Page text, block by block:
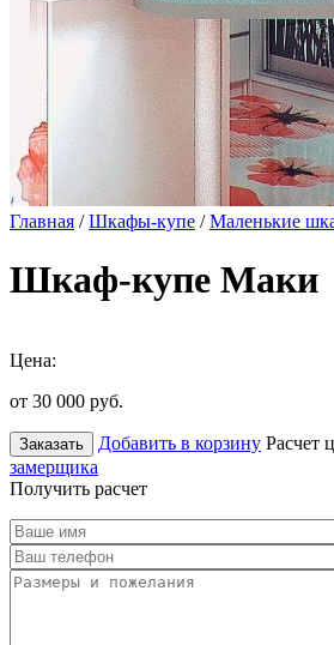
Главная /Шкафы-купе /Маленькие
Шкаф-купе Маки
Цена:
от 30 000 руб.
Заказать Добавить в корзину Расчет
замерщика
Получить расчет